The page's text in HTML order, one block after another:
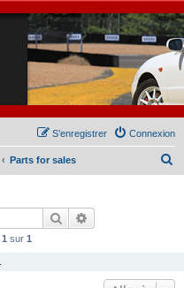
Connexion
S’enregistrer
Parts for sales
Rechercher
1 sur 1